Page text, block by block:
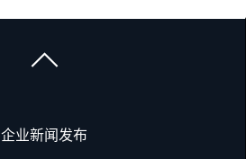
企业新闻发布